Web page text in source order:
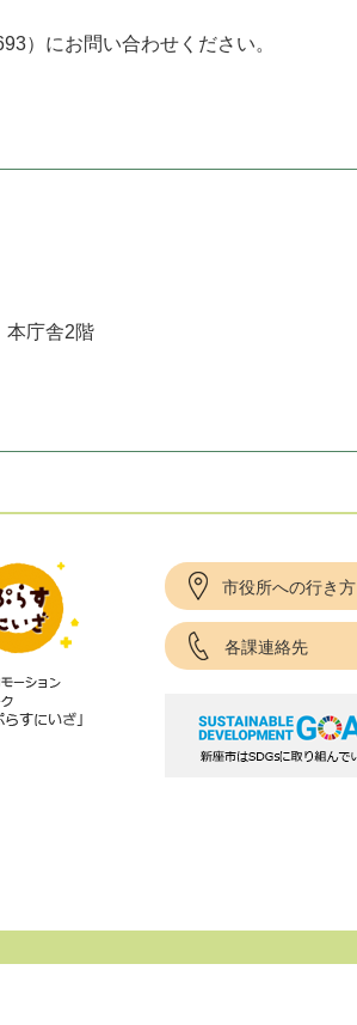
）にお問い合わせください。
庁舎2階
市役所への行き方
各課連絡先